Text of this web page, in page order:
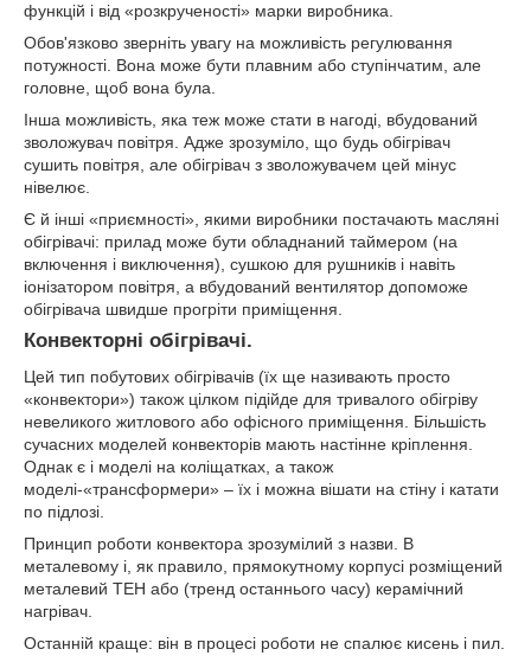
функцій і від «розкрученості» марки виробника.
Обов'язково зверніть увагу на можливість регулювання
потужності. Вона може бути плавним або ступінчатим, але
головне, щоб вона була.
Інша можливість, яка теж може стати в нагоді, вбудований
зволожувач повітря. Адже зрозуміло, що будь обігрівач
сушить повітря, але обігрівач з зволожувачем цей мінус
нівелює.
Є й інші «приємності», якими виробники постачають масляні
обігрівачі: прилад може бути обладнаний таймером (на
включення і виключення), сушкою для рушників і навіть
іонізатором повітря, а вбудований вентилятор допоможе
обігрівача швидше прогріти приміщення.
Конвекторні обігрівачі.
Цей тип побутових обігрівачів (їх ще називають просто
«конвектори») також цілком підійде для тривалого обігріву
невеликого житлового або офісного приміщення. Більшість
сучасних моделей конвекторів мають настінне кріплення.
Однак є і моделі на коліщатках, а також
моделі-«трансформери» – їх і можна вішати на стіну і катати
по підлозі.
Принцип роботи конвектора зрозумілий з назви. В
металевому і, як правило, прямокутному корпусі розміщений
металевий ТЕН або (тренд останнього часу) керамічний
нагрівач.
Останній краще: він в процесі роботи не спалює кисень і пил.